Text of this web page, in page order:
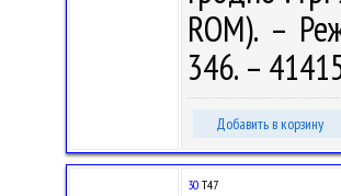
ROM). –
346. –
Добавить в корзину
30 Т47